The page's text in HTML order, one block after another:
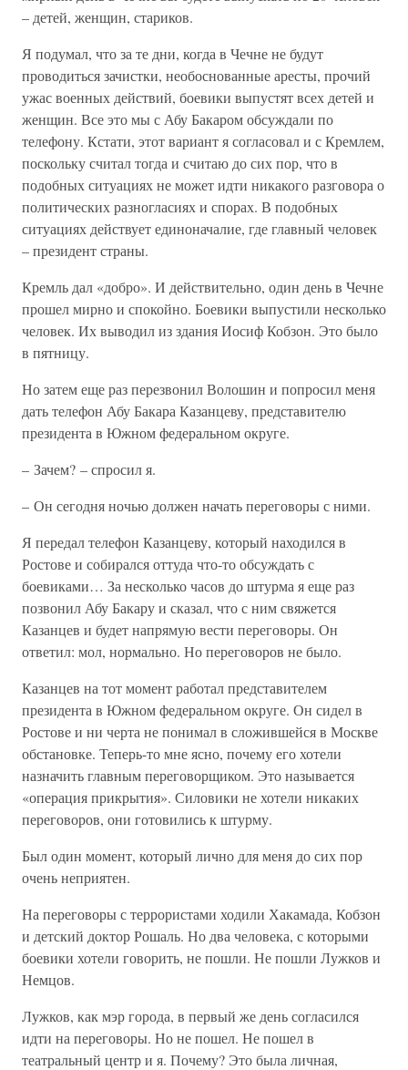
– детей, женщин, стариков.
Я подумал, что за те дни, когда в Чечне не будут
проводиться зачистки, необоснованные аресты, прочий
ужас военных действий, боевики выпустят всех детей и
женщин. Все это мы с Абу Бакаром обсуждали по
телефону. Кстати, этот вариант я согласовал и с Кремлем,
поскольку считал тогда и считаю до сих пор, что в
подобных ситуациях не может идти никакого разговора о
политических разногласиях и спорах. В подобных
ситуациях действует единоначалие, где главный человек
– президент страны.
Кремль дал «добро». И действительно, один день в Чечне
прошел мирно и спокойно. Боевики выпустили несколько
человек. Их выводил из здания Иосиф Кобзон. Это было
в пятницу.
Но затем еще раз перезвонил Волошин и попросил меня
дать телефон Абу Бакара Казанцеву, представителю
президента в Южном федеральном округе.
– Зачем? – спросил я.
– Он сегодня ночью должен начать переговоры с ними.
Я передал телефон Казанцеву, который находился в
Ростове и собирался оттуда что-то обсуждать с
боевиками… За несколько часов до штурма я еще раз
позвонил Абу Бакару и сказал, что с ним свяжется
Казанцев и будет напрямую вести переговоры. Он
ответил: мол, нормально. Но переговоров не было.
Казанцев на тот момент работал представителем
президента в Южном федеральном округе. Он сидел в
Ростове и ни черта не понимал в сложившейся в Москве
обстановке. Теперь-то мне ясно, почему его хотели
назначить главным переговорщиком. Это называется
«операция прикрытия». Силовики не хотели никаких
переговоров, они готовились к штурму.
Был один момент, который лично для меня до сих пор
очень неприятен.
На переговоры с террористами ходили Хакамада, Кобзон
и детский доктор Рошаль. Но два человека, с которыми
боевики хотели говорить, не пошли. Не пошли Лужков и
Немцов.
Лужков, как мэр города, в первый же день согласился
идти на переговоры. Но не пошел. Не пошел в
театральный центр и я. Почему? Это была личная,